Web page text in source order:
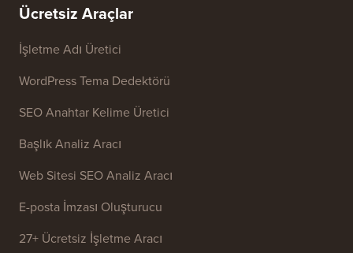
Ücretsiz Araçlar
İşletme Adı Üretici
WordPress Tema Dedektörü
SEO Anahtar Kelime Üretici
Başlık Analiz Aracı
Web Sitesi SEO Analiz Aracı
E-posta İmzası Oluşturucu
27+ Ücretsiz İşletme Aracı